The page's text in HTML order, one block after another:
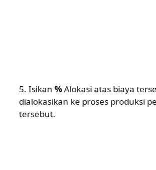
5. Isikan %Alokasi atas biaya
dialokasikan ke proses produksi
tersebut.